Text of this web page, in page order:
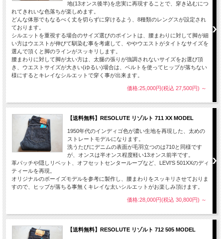
地(13オンス後半)を忠実に再現することで、穿き込むにつ
れてきれいな色落ちが楽しめます。
どんな体形でもなるべく丈を切らずに穿けるよう、8種類のレングスが設定され
ております。
シルエットを重視する場合のサイズ選びのポイントは、腰まわりに対して脚が細
い方はウエストが伸びて馴染む事を考慮して、ややウエストがタイトなサイズを
選んで頂くと脚のラインがスッキリします。
腰まわりに対して脚が太い方は、太腿の張りが強調されないサイズをお選び頂
き、ウエストサイズが大きい(ゆるい)場合は、ベルトを使ってヒップが落ちない
様にするとキレイなシルエットで穿く事が出来ます。
価格:25,000円(税込 27,500円) ～
【送料無料】RESOLUTE リゾルト 711 XX MODEL
1950年代のインディゴ色が濃い生地を再現した、太めの
ストレートモデルになります。
洗うたびにデニムの表面が毛羽立つのは710と同様です
が、オンスは半オンス程度軽い13オンス前半です。
革パッチや隠しリベット、オフセットセンターループなど、LEVI'S 501XXのディ
ティールを再現。
オリジナルのボーイズモデルを参考に製作し、腰まわりをスッキリさせておりま
すので、ヒップが落ちる事無くキレイな太いシルエットがお楽しみ頂けます。
価格:28,000円(税込 30,800円) ～
【送料無料】RESOLUTE リゾルト 712 505 MODEL